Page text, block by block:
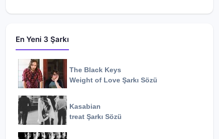
En Yeni 3 Şarkı
The Black Keys
Weight of Love Şarkı Sözü
Kasabian
treat Şarkı Sözü